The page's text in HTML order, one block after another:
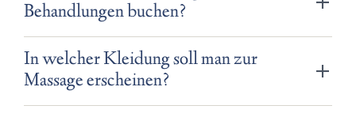
Behandlungen buchen?
In welcher Kleidung soll man zur
Massage erscheinen?